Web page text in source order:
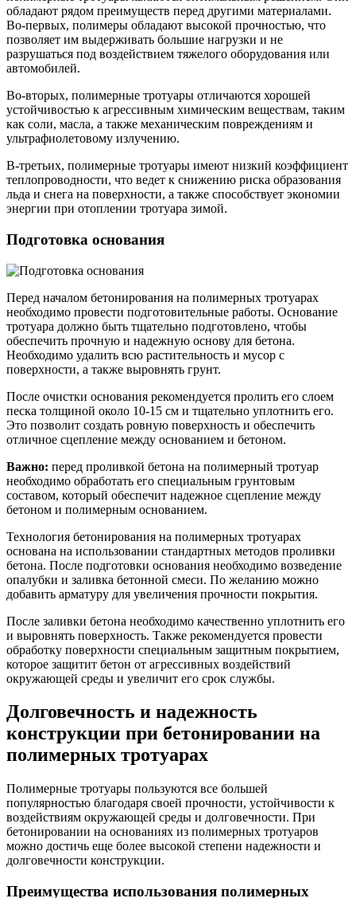
обладают рядом преимуществ перед другими материалами.
Во-первых, полимеры обладают высокой прочностью, что
позволяет им выдерживать большие нагрузки и не
разрушаться под воздействием тяжелого оборудования или
автомобилей.
Во-вторых, полимерные тротуары отличаются хорошей
устойчивостью к агрессивным химическим веществам, таким
как соли, масла, а также механическим повреждениям и
ультрафиолетовому излучению.
В-третьих, полимерные тротуары имеют низкий коэффициент
теплопроводности, что ведет к снижению риска образования
льда и снега на поверхности, а также способствует экономии
энергии при отоплении тротуара зимой.
Подготовка основания
Перед началом бетонирования на полимерных тротуарах
необходимо провести подготовительные работы. Основание
тротуара должно быть тщательно подготовлено, чтобы
обеспечить прочную и надежную основу для бетона.
Необходимо удалить всю растительность и мусор с
поверхности, а также выровнять грунт.
После очистки основания рекомендуется пролить его слоем
песка толщиной около 10-15 см и тщательно уплотнить его.
Это позволит создать ровную поверхность и обеспечить
отличное сцепление между основанием и бетоном.
Важно: перед проливкой бетона на полимерный тротуар
необходимо обработать его специальным грунтовым
составом, который обеспечит надежное сцепление между
бетоном и полимерным основанием.
Технология бетонирования на полимерных тротуарах
основана на использовании стандартных методов проливки
бетона. После подготовки основания необходимо возведение
опалубки и заливка бетонной смеси. По желанию можно
добавить арматуру для увеличения прочности покрытия.
После заливки бетона необходимо качественно уплотнить его
и выровнять поверхность. Также рекомендуется провести
обработку поверхности специальным защитным покрытием,
которое защитит бетон от агрессивных воздействий
окружающей среды и увеличит его срок службы.
Долговечность и надежность
конструкции при бетонировании на
полимерных тротуарах
Полимерные тротуары пользуются все большей
популярностью благодаря своей прочности, устойчивости к
воздействиям окружающей среды и долговечности. При
бетонировании на основаниях из полимерных тротуаров
можно достичь еще более высокой степени надежности и
долговечности конструкции.
Преимущества использования полимерных